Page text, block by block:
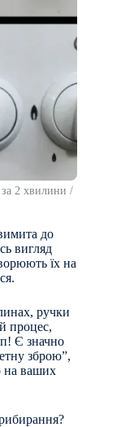
2 хвилини /
до
вигляд
їх на
ручки
процес,
Є значно
зброю”,
на ваших